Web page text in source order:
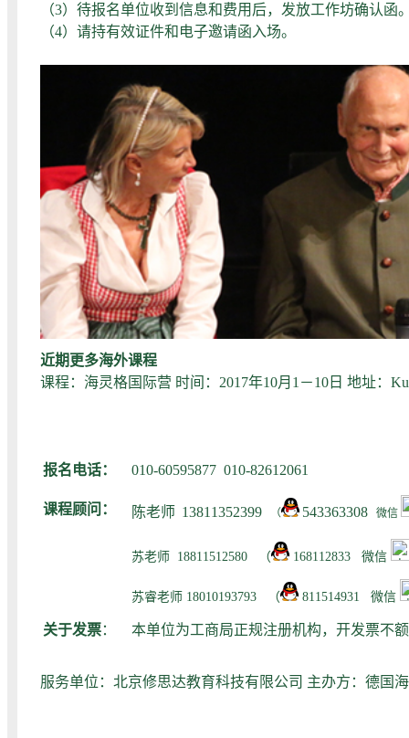
（3）待报名单位收到信息和费用后，发放工作坊确认函
（4）请持有效证件和电子邀请函入场。
近期更多海外课程
课程：海灵格国际营 时间：2017年10月1－10日 地址：
报名电话： 010-60595877 010-82612061
课程顾问： 陈老师 13811352399 （ 543363308 微信
苏老师 18811512580 （ 168112833 微信
苏睿老师 18010193793 （ 811514931 微信
关于发票： 本单位为工商局正规注册机构，开发票不
服务单位：北京修思达教育科技有限公司 主办方：德国